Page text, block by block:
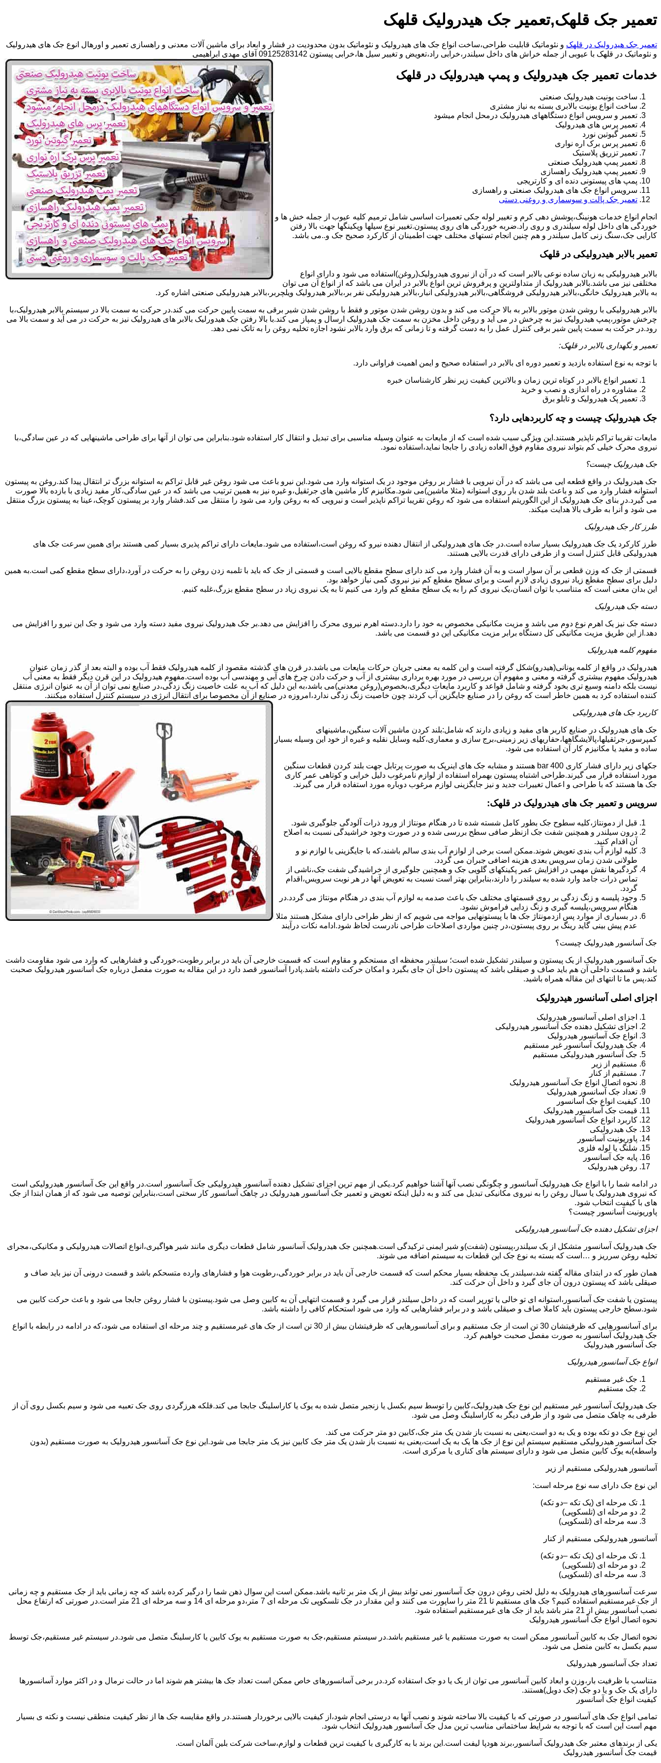
تعمیر جک قلهک,تعمیر جک هیدرولیک قلهک
تعمیر جک هیدرولیک در قلهک و نئوماتیک قابلیت طراحی،ساخت انواع جک های هیدرولیک و نئوماتیک بدون محدودیت در فشار و ابعاد برای ماشین آلات معدنی و راهسازی تعمیر و اورهال انوع جک های هیدرولیک
و نئوماتیک در قلهک با عیوبی از جمله خراش های داخل سیلندر،خرابی راد،تعویض و تغییر سیل ها،خرابی پیستون 09125283142 آقای مهدی ابراهیمی
خدمات تعمیر جک هیدرولیک و پمپ هیدرولیک در قلهک
ساخت یونیت هیدرولیک صنعتی
ساخت انواع یونیت بالابری بسته به نیاز مشتری
تعمیر و سرویس انواع دستگاههای هیدرولیک درمحل انجام میشود
تعمیر پرس های هیدرولیک
تعمیر گیوتین نورد
تعمیر پرس برک اره نواری
تعمیر تزریق پلاستیک
تعمیر پمپ هیدرولیک صنعتی
تعمیر پمپ هیدرولیک راهسازی
پمپ های پیستونی دنده ای و کارتریجی
سرویس انواع جک های هیدرولیک صنعتی و راهسازی
تعمیر جک پالت و سوسماری و روغنی دستی
انجام انواع خدمات هونینگ،پوشش دهی کرم و تغییر لوله جکی تعمیرات اساسی شامل ترمیم کلیه عیوب از جمله خش ها و
خوردگی های داخل لوله سیلندری و روی راد.ضربه خوردگی های روی پیستون.تغییر نوع سیلها وپکینگها جهت بالا رفتن
کارایی جک،سنگ زنی کامل سیلندر و هم چنین انجام تستهای مختلف جهت اطمینان از کارکرد صحیح جک و..می باشد.
تعمیر بالابر هیدرولیکی در قلهک
بالابر هیدرولیکی به زبان ساده نوعی بالابر است که در آن از نیروی هیدرولیک(روغن)استفاده می شود و دارای انواع
مختلفی نیز می باشد.بالابر هیدرولیک از متداولترین و پرفروش ترین انواع بالابر در ایران می باشد که از انواع آن می توان
به بالابر هیدرولیک خانگی،بالابر هیدرولیکی فروشگاهی،بالابر هیدرولیکی انبار،بالابر هیدرولیکی نفر بر،بالابر هیدرولیک ویلچربر،بالابر هیدرولیکی صنعتی اشاره کرد.
بالابر هیدرولیکی با روشن شدن موتور بالابر به بالا حرکت می کند و بدون روشن شدن موتور و فقط با روشن شدن شیر برقی به سمت پایین حرکت می کند.در حرکت به سمت بالا در سیستم بالابر هیدرولیک،با
چرخش موتور،پمپ هیدرولیک نیز به چرخش در می آید و روغن داخل مخزن به سمت جک هیدرولیک ارسال و پمپاز می کند.با بالا رفتن جک هیدورلیک بالابر های هیدرولیک نیز به حرکت در می آید و سمت بالا می
رود.در حرکت به سمت پایین شیر برقی کنترل عمل را به دست گرفته و تا زمانی که برق وارد بالابر نشود اجازه تخلیه روغن را به تانک نمی دهد.
تعمیر و نگهداری بالابر در قلهک:
با توجه به نوع استفاده بازدید و تعمیر دوره ای بالابر در استفاده صحیح و ایمن اهمیت فراوانی دارد.
تعمیر انواع بالابر در کوتاه ترین زمان و بالاترین کیفیت زیر نظر کارشناسان خبره
مشاوره در راه اندازی و نصب و خرید
تعمیر پک هیدرولیک و تابلو برق
جک هیدرولیک چیست و چه کاربردهایی دارد؟
مایعات تقریبا تراکم ناپذیر هستند.این ویژگی سبب شده است که از مایعات به عنوان وسیله مناسبی برای تبدیل و انتقال کار استفاده شود.بنابراین می توان از آنها برای طراحی ماشینهایی که در عین سادگی،با
نیروی محرک خیلی کم بتواند نیروی مقاوم فوق العاده زیادی را جابجا نماید،استفاده نمود.
جک هیدرولیک چیست؟
جک هیدرولیک در واقع قطعه ایی می باشد که در آن نیرویی با فشار بر روغن موجود در یک استوانه وارد می شود.این نیرو باعث می شود روغن غیر قابل تراکم به استوانه بزرگ تر انتقال پیدا کند.روغن به پیستون
استوانه فشار وارد می کند و باعث بلند شدن بار روی استوانه (مثلا ماشین)می شود.مکانیزم کار ماشین های جرثقیل،و غیره نیز به همین ترتیب می باشد که در عین سادگی،کار مفید زیادی با بازده بالا صورت
می گیرد.در بنای جک هیدرولیک از این الگوریتم استفاده می شود که روغن تقریبا تراکم ناپذیر است و نیرویی که به روغن وارد می شود را منتقل می کند.فشار وارد بر پیستون کوچک،عینا به پیستون بزرگ منتقل
می شود و آنرا به طرف بالا هدایت میکند.
طرز کار جک هیدرولیک
طرز کارکرد یک جک هیدرولیک بسیار ساده است.در جک های هیدرولیکی از انتقال دهنده نیرو که روغن است،استفاده می شود.مایعات دارای تراکم پذیری بسیار کمی هستند برای همین سرعت جک های
هیدرولیکی قابل کنترل است و از طرفی دارای قدرت بالایی هستند.
قسمتی از جک که وزن قطعی بر آن سوار است و به آن فشار وارد می کند دارای سطح مقطع بالایی است و قسمتی از جک که باید با تلمبه زدن روغن را به حرکت در آورد،دارای سطح مقطع کمی است.به همین
دلیل برای سطح مقطع زیاد نیروی زیادی لازم است و برای سطح مقطع کم نیز نیروی کمی نیاز خواهد بود.
این بدان معنی است که متناسب با توان انسان،یک نیروی کم را به یک سطح مقطع کم وارد می کنیم تا به یک نیروی زیاد در سطح مقطع بزرگ،غلبه کنیم.
دسته جک هیدرولیک
دسته جک نیز یک اهرم نوع دوم می باشد و مزیت مکانیکی مخصوص به خود را دارد.دسته اهرم نیروی محرک را افزایش می دهد.بر جک هیدرولیک نیروی مفید دسته وارد می شود و جک این نیرو را افزایش می
دهد.از این طریق مزیت مکانیکی کل دستگاه برابر مزیت مکانیکی این دو قسمت می باشد.
مفهوم کلمه هیدرولیک
هیدرولیک در واقع از کلمه یونانی(هیدرو)شکل گرفته است و این کلمه به معنی جریان حرکات مایعات می باشد.در قرن های گذشته مقصود از کلمه هیدرولیک فقط آب بوده و البته بعد از گذر زمان عنوان
هیدرولیک مفهوم بیشتری گرفته و معنی و مفهوم آن بررسی در مورد بهره برداری بیشتری از آب و حرکت دادن چرخ های آبی و مهندسی آب بوده است.مفهوم هیدرولیک در این قرن دیگر فقط به معنی آب
نیست بلکه دامنه وسیع تری بخود گرفته و شامل قواعد و کاربرد مایعات دیگری،بخصوص(روغن معدنی)می باشد،به این دلیل که آب به علت خاصیت زنگ زدگی،در صنایع نمی توان از آن به عنوان انرژی منتقل
کننده استفاده کرد به همین خاطر است که روغن را در صنایع جایگزین آب کردند چون خاصیت زنگ زدگی ندارد،امروزه در صنایع از آن مخصوصا برای انتقال انرژی در سیستم کنترل استفاده میکنند.
کاربرد جک های هیدرولیکی
جک های هیدرولیک در صنایع کاربر های مفید و زیادی دارند که شامل:بلند کردن ماشین آلات سنگین،ماشینهای
کمپرسور،جرثقیلها،پالایشگاهها،حفاریهای زیر زمینی،برج سازی و معماری،کلیه وسایل نقلیه و غیره از خود این وسیله بسیار
ساده و مفید یا مکانیزم کار آن استفاده می شود.
جکهای زیر دارای فشار کاری 400 bar هستند و مشابه جک های اینرپک به صورت پرتابل جهت بلند کردن قطعات سنگین
مورد استفاده قرار می گیرند.طراحی اشتباه پیستون بهمراه استفاده از لوازم نامرغوب دلیل خرابی و کوتاهی عمر کاری
جک ها هستند که با طراحی و اعمال تغییرات جدید و نیز جایگزینی لوازم مرغوب دوباره مورد استفاده قرار می گیرند.
سرویس و تعمیر جک های هیدرولیک در قلهک:
قبل از دمونتاژ،کلیه سطوح جک بطور کامل شسته شده تا در هنگام مونتاژ از ورود ذرات آلودگی جلوگیری شود.
درون سیلندر و همچنین شفت جک ازنظر صافی سطح بررسی شده و در صورت وجود خراشیدگی نسبت به اصلاح
آن اقدام کنید.
کلیه لوازم آب بندی تعویض شوند.ممکن است برخی از لوازم آب بندی سالم باشند،که با جایگزینی با لوازم نو و
طولانی شدن زمان سرویس بعدی هزینه اضافی جبران می گردد.
گردگیرها نقش مهمی در افزایش عمر پکینکهای گلویی جک و همچنین جلوگیری از خراشیدگی شفت جک،ناشی از
تماس ذرات جامد وارد شده به سیلندر را دارند،بنابراین بهتر است نسبت به تعویض آنها در هر نوبت سرویس،اقدام
گردد.
وجود پلیسه و زنگ زدگی بر روی قسمتهای مختلف جک باعث صدمه به لوازم آب بندی در هنگام مونتاژ می گردد.در
هنگام سرویس،پلیسه گیری و زنگ زدایی فراموش نشود.
در بسیاری از موارد پس ازدمونتاژ جک ها با پیستونهایی مواجه می شویم که از نظر طراحی دارای مشکل هستند مثلا
عدم پیش بینی گاید رینگ بر روی پیستون،در چنین مواردی اصلاحات طراحی نادرست لحاظ شود.ادامه نکات درآیند
جک آسانسور هیدرولیک چیست؟
جک آسانسور هیدرولیک از یک پیستون و سیلندر تشکیل شده است؛ سیلندر محفظه ای مستحکم و مقاوم است که قسمت خارجی آن باید در برابر رطوبت،خوردگی و فشارهایی که وارد می شود مقاومت داشت
باشد و قسمت داخلی آن هم باید صاف و صیقلی باشد که پیستون داخل آن جای بگیرد و امکان حرکت داشته باشد.پادرا آسانسور قصد دارد در این مقاله به صورت مفصل درباره جک آسانسور هیدرولیک صحبت
کند،پس ما تا انتهای این مقاله همراه باشید.
اجزای اصلی آسانسور هیدرولیک
اجزای اصلی آسانسور هیدرولیک
اجزای تشکیل دهنده جک آسانسور هیدرولیکی
انواع جک آسانسور هیدرولیک
جک هیدرولیک آسانسور غیر مستقیم
جک آسانسور هیدرولیکی مستقیم
مستقیم از زیر
مستقیم از کنار
نحوه اتصال انواع جک آسانسور هیدرولیک
تعداد جک آسانسور هیدرولیک
کیفیت انواع جک آسانسور
قیمت جک آسانسور هیدرولیک
کاربرد انواع جک آسانسور هیدرولیک
جک هیدرولیکی
پاوریونیت آسانسور
شلنگ یا لوله فلزی
پایه جک آسانسور
روغن هیدرولیک
در ادامه شما را با انواع جک هیدرولیک آسانسور و چگونگی نصب آنها آشنا خواهیم کرد.یکی از مهم ترین اجزای تشکیل دهنده آسانسور هیدرولیکی جک آسانسور است.در واقع این جک آسانسور هیدرولیکی است
که نیروی هیدرولیک یا سیال روغن را به نیروی مکانیکی تبدیل می کند و به دلیل اینکه تعویض و تعمیر جک آسانسور هیدرولیک در چاهک آسانسور کار سختی است،بنابراین توصیه می شود که از همان ابتدا از جک
های با کیفیت انتخاب شود.
پاوریونیت آسانسور چیست؟
اجزای تشکیل دهنده جک آسانسور هیدرولیکی
جک هیدرولیک آسانسور متشکل از یک سیلندر،پیستون (شفت)و شیر ایمنی ترکیدگی است.همچنین جک هیدرولیک آسانسور شامل قطعات دیگری مانند شیر هواگیری،انواع اتصالات هیدرولیکی و مکانیکی،مجرای
تخلیه روغن سرریز و …است که بسته به نوع جک این قطعات به سیستم اضافه می شوند.
همان طور که در ابتدای مقاله گفته شد،سیلندر یک محفظه بسیار محکم است که قسمت خارجی آن باید در برابر خوردگی،رطوبت هوا و فشارهای وارده متسحکم باشد و قسمت درونی آن نیز باید صاف و
صیقلی باشد که پیستون درون آن جای گیرد و داخل آن حرکت کند.
پیستون یا شفت جک آسانسور،استوانه ای تو خالی یا تورپر است که در داخل سیلندر قرار می گیرد و قسمت انتهایی آن به کابین وصل می شود.پیستون با فشار روغن جابجا می شود و باعث حرکت کابین می
شود.سطح خارجی پیستون باید کاملا صاف و صیقلی باشد و در برابر فشارهایی که وارد می شود استحکام کافی را داشته باشد.
برای آسانسورهایی که ظرفیتشان 30 تن است از جک مستقیم و برای آسانسورهایی که ظرفیتشان بیش از 30 تن است از جک های غیرمستقیم و چند مرحله ای استفاده می شود،که در ادامه در رابطه با انواع
جک هیدرولیک آسانسور به صورت مفصل صحبت خواهیم کرد.
جک آسانسور هیدرولیک
انواع جک آسانسور هیدرولیک
جک غیر مستقیم
جک مستقیم
جک هیدرولیک آسانسور غیر مستقیم این نوع جک هیدرولیک،کابین را توسط سیم بکسل یا زنجیر متصل شده به یوک یا کاراسلینگ جابجا می کند.فلکه هرزگردی روی جک تعبیه می شود و سیم بکسل روی آن از
طرفی به چاهک متصل می شود و از طرفی دیگر به کاراسلینگ وصل می شود.
این نوع جک دو تکه بوده و یک به دو است،یعنی به نسبت باز شدن یک متر جک،کابین دو متر حرکت می کند.
جک آسانسور هیدرولیکی مستقیم سیستم این نوع از جک ها یک به یک است،یعنی به نسبت باز شدن یک متر جک کابین نیز یک متر جابجا می شود.این نوع جک آسانسور هیدرولیک به صورت مستقیم (بدون
واسطه)به یوک کابین متصل می شود و دارای سیستم های کناری یا مرکزی است.
آسانسور هیدرولیکی مستقیم از زیر
این نوع جک دارای سه نوع مرحله است:
تک مرحله ای (یک تکه –دو تکه)
دو مرحله ای (تلسکوپی)
سه مرحله ای (تلسکوپی)
آسانسور هیدرولیکی مستقیم از کنار
تک مرحله ای (یک تکه –دو تکه)
دو مرحله ای (تلسکوپی)
سه مرحله ای (تلسکوپی)
سرعت آسانسورهای هیدرولیک به دلیل لختی روغن درون جک آسانسور نمی تواند بیش از یک متر بر ثانیه باشد.ممکن است این سوال ذهن شما را درگیر کرده باشد که چه زمانی باید از جک مستقیم و چه زمانی
از جک غیرمستقیم استفاده کنیم؟ جک های مستقیم تا 21 متر را ساپورت می کنند و این مقدار در جک تلسکوپی تک مرحله ای 7 متر،دو مرحله ای 14 و سه مرحله ای 21 متر است.در صورتی که ارتفاع محل
نصب آسانسور بیش از 21 متر باشد باید از جک های غیرمستقیم استفاده شود.
نحوه اتصال انواع جک آسانسور هیدرولیک
نحوه اتصال جک به کابین آسانسور ممکن است به صورت مستقیم یا غیر مستقیم باشد.در سیستم مستقیم،جک به صورت مستقیم به یوک کابین یا کارسلینگ متصل می شود.در سیستم غیر مستقیم،جک توسط
سیم بکسل به کابین متصل می شود.
تعداد جک آسانسور هیدرولیک
متناسب با ظرفیت بار،وزن و ابعاد کابین آسانسور می توان از یک یا دو جک استفاده کرد.در برخی آسانسورهای خاص ممکن است تعداد جک ها بیشتر هم شوند اما در حالت نرمال و در اکثر موارد آسانسورها
دارای یک جک و یا دو جک (جک دوبل)هستند.
کیفیت انواع جک آسانسور
تمامی انواع جک های آسانسور در صورتی که با کیفیت بالا ساخته شوند و نصب آنها به درستی انجام شود،از کیفیت بالایی برخوردار هستند.در واقع مقایسه جک ها از نظر کیفیت منطقی نیست و نکته ی بسیار
مهم است این است که با توجه به شرایط ساختمانی مناسب ترین مدل جک آسانسور هیدرولیک انتخاب شود.
یکی از برندهای معتبر جک هیدرولیک آسانسور،برند هودپا لیفت است.این برند با به کارگیری با کیفیت ترین قطعات و لوازم،ساخت شرکت بلین آلمان است.
قیمت جک آسانسور هیدرولیک